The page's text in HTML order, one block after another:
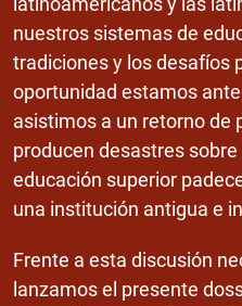
nuestros sistemas de
tradiciones y los desafíos
oportunidad estamos
asistimos a un retorno de
producen desastres
educación superior
una institución antigua e
Frente a esta discusión
lanzamos el presente